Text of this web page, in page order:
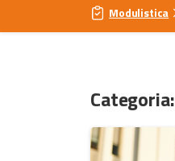
Modulistica
Categoria: